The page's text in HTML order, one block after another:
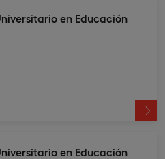
en Educación
en Educación